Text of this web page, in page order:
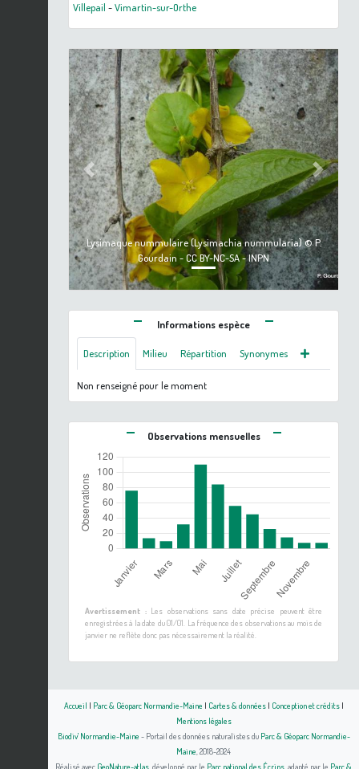
Villepail -Vimartin-sur-Orthe
Lysimaque nummulaire (Lysimachia nummularia) © P.
Gourdain - CC BY-NC-SA - INPN
Previous Next
Informations espèce
Description Milieu Répartition Synonymes
Non renseigné pour le moment
Observations mensuelles
Avertissement :Les observations sans date précise peuvent être
enregistrées à la date du 01/01. La fréquence des observations au mois de
janvier ne reflète donc pas nécessairement la réalité.
Accueil | Parc & Géoparc Normandie-Maine | Cartes & données| Conception et crédits|
Mentions légales
Biodiv' Normandie-Maine - Portail des données naturalistes du Parc & Géoparc Normandie-
Maine , 2018-2024
Réalisé avec GeoNature-atlas , développé par le Parc national des Écrins , adapté par le Parc &